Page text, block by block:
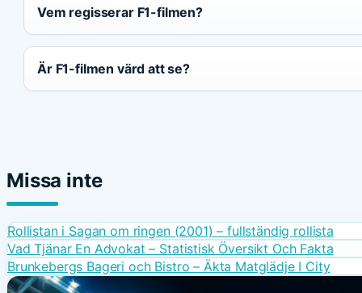
Vem regisserar F1-filmen?
Är F1-filmen värd att se?
Missa inte
Rollistan i Sagan om ringen (2001) – fullständig rollista
Vad Tjänar En Advokat – Statistisk Översikt Och Fakta
Brunkebergs Bageri och Bistro – Äkta Matglädje I City